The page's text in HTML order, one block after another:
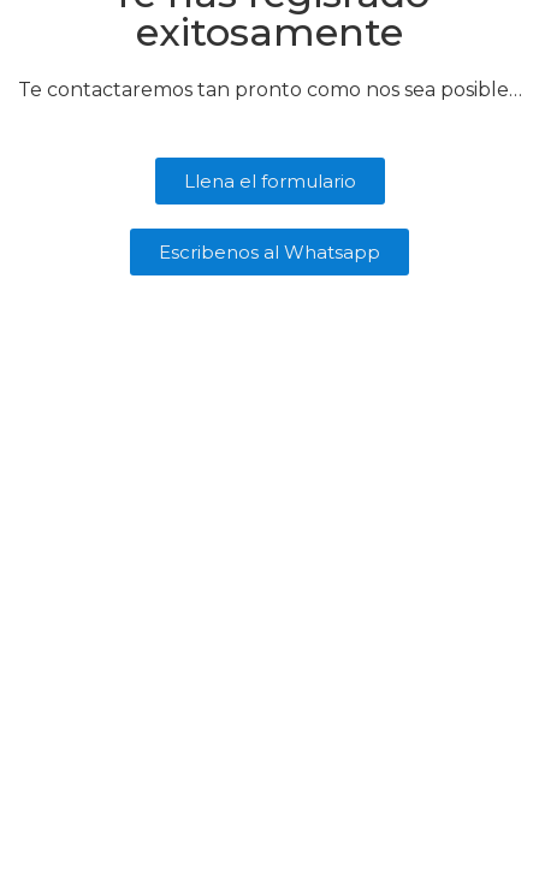
exitosamente
Te contactaremos tan pronto como nos sea posible…
Llena el formulario
Escribenos al Whatsapp